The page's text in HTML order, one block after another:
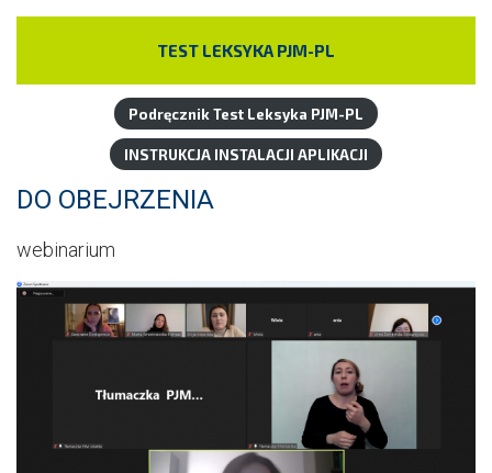
TEST LEKSYKA PJM-PL
Podręcznik Test Leksyka PJM-PL
INSTRUKCJA INSTALACJI APLIKACJI
DO OBEJRZENIA
webinarium